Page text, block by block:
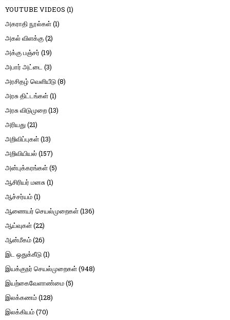
YOUTUBE VIDEOS (1)
அகராதி நூல்கள்(1)
அகல் விளக்கு(2)
அக்கு பஞ்சர் (19)
அபார் அட்டை (3)
அரசிதழ் வெளியீடு(8)
அரசு திட்டங்கள்(1)
அரசு விடுமுறை(13)
அரியது(21)
அறிவிப்புகள்(13)
அறிவியியல் (157)
அன்புக்கரங்கள்(5)
ஆசிரியர் மனசு(1)
ஆச்சர்யம்(1)
ஆணையர் செயல்முறைகள்(136)
ஆய்வுகள்(22)
ஆன்மீகம்(26)
இட ஒதுக்கீடு(1)
இயக்குநர் செயல்முறைகள்(948)
இயற்கைவேளாண்மை(5)
இலக்கணம்(128)
இலக்கியம்(70)